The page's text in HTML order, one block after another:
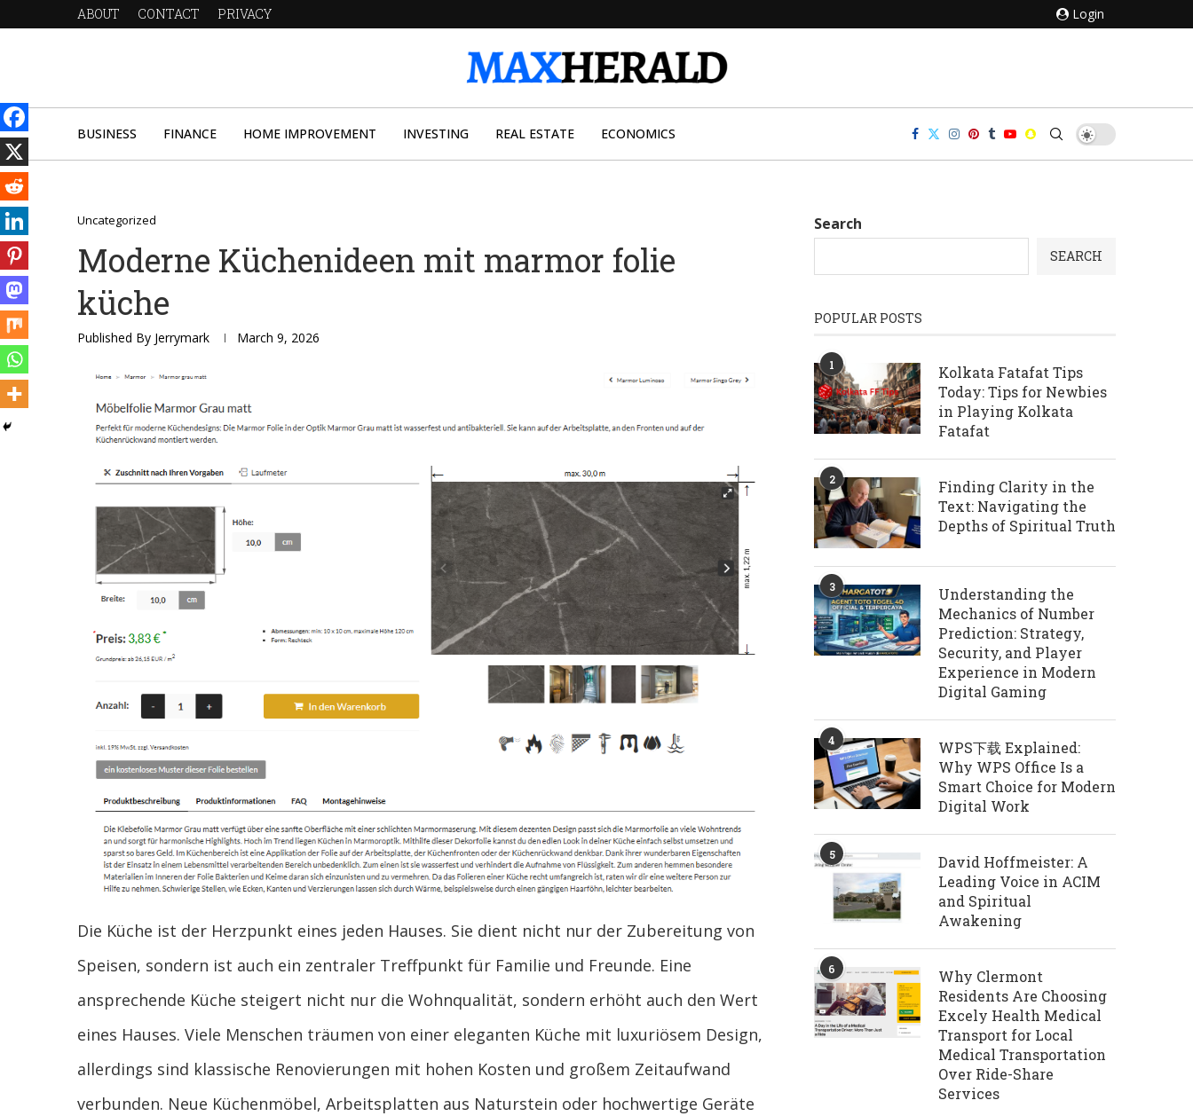
ABOUT CONTACT PRIVACY Login
BUSINESS FINANCE HOME IMPROVEMENT INVESTING REAL ESTATE ECONOMICS
Uncategorized
Moderne Küchenideen mit marmor folie
küche
Published By Jerrymark March 9, 2026
Die Küche ist der Herzpunkt eines jeden Hauses. Sie dient nicht nur der Zubereitung von
Speisen, sondern ist auch ein zentraler Treffpunkt für Familie und Freunde. Eine
ansprechende Küche steigert nicht nur die Wohnqualität, sondern erhöht auch den Wert
eines Hauses. Viele Menschen träumen von einer eleganten Küche mit luxuriösem Design,
allerdings sind klassische Renovierungen mit hohen Kosten und großem Zeitaufwand
verbunden. Neue Küchenmöbel, Arbeitsplatten aus Naturstein oder hochwertige Geräte
Search
SEARCH
POPULAR POSTS
1
Kolkata Fatafat Tips
Today: Tips for Newbies
in Playing Kolkata
Fatafat
2
Finding Clarity in the
Text: Navigating the
Depths of Spiritual Truth
3
Understanding the
Mechanics of Number
Prediction: Strategy,
Security, and Player
Experience in Modern
Digital Gaming
4
WPS下载 Explained:
Why WPS Office Is a
Smart Choice for Modern
Digital Work
5
David Hoffmeister: A
Leading Voice in ACIM
and Spiritual
Awakening
6
Why Clermont
Residents Are Choosing
Excely Health Medical
Transport for Local
Medical Transportation
Over Ride-Share
Services